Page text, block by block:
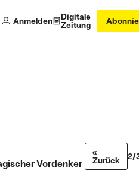
Anmelden
Digitale
Zeitung
Vordenker
«
Zurück
2/